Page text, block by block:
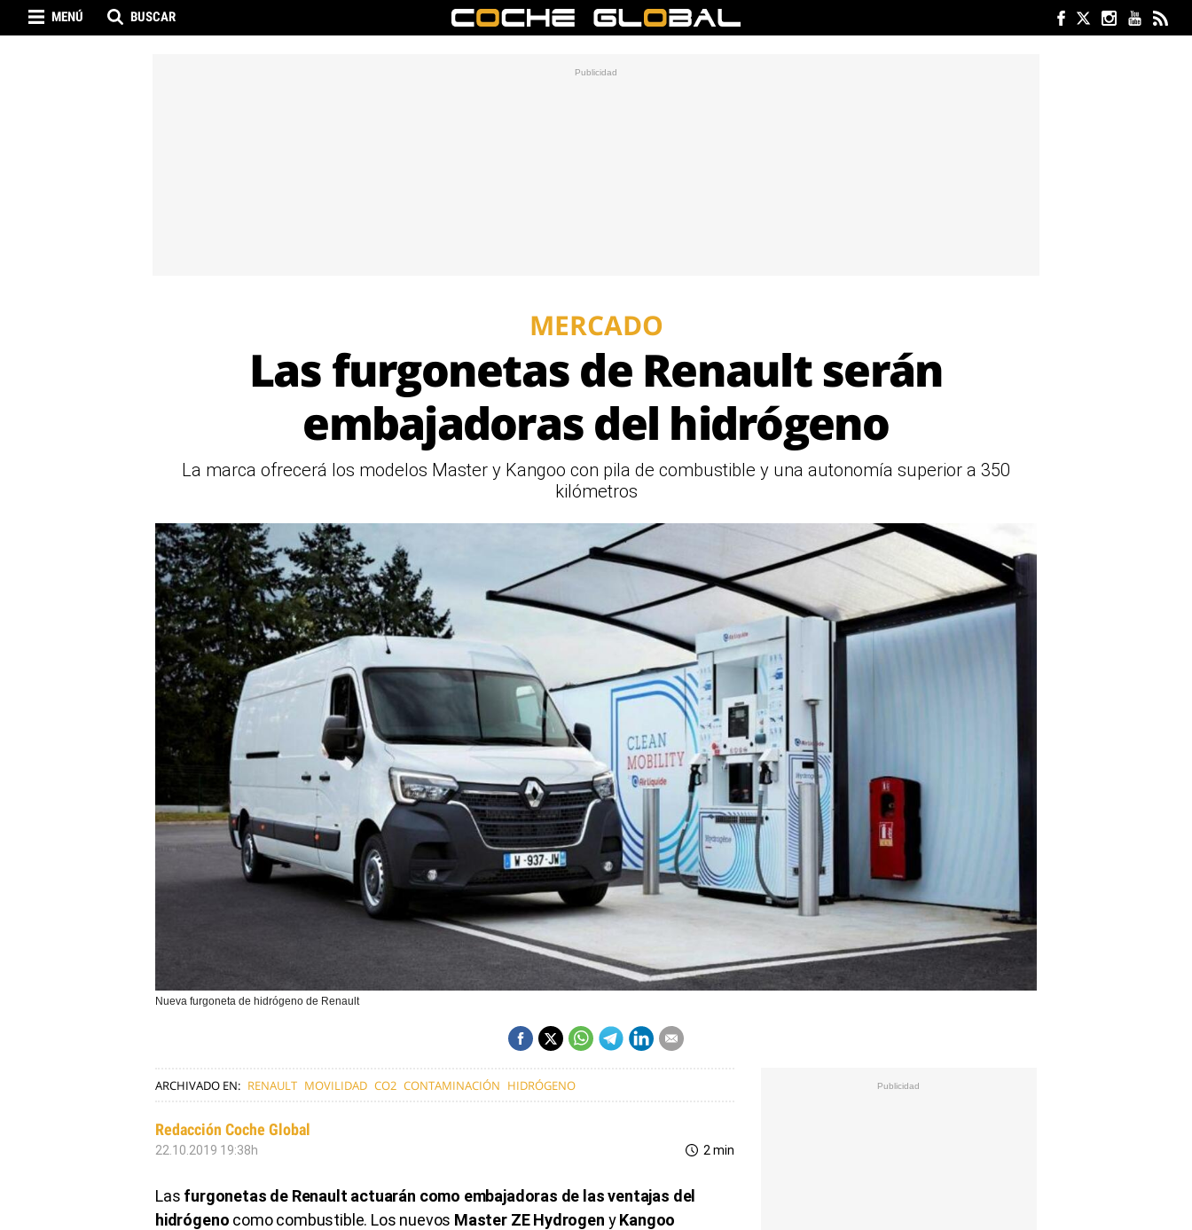
MENÚ BUSCAR
MERCADO
Las furgonetas de Renault serán
embajadoras del hidrógeno
La marca ofrecerá los modelos Master y Kangoo con pila de combustible y una autonomía superior a 350
kilómetros
Nueva furgoneta de hidrógeno de Renault
ARCHIVADO EN: RENAULT MOVILIDAD CO2 CONTAMINACIÓN HIDRÓGENO
Redacción Coche Global
22.10.2019 19:38h 2 min
Las furgonetas de Renault actuarán como embajadoras de las ventajas del
hidrógeno como combustible. Los nuevos Master ZE Hydrogen yKangoo